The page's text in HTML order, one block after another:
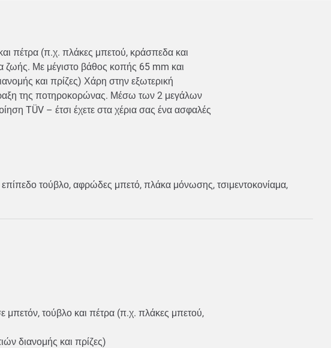
πέτρα (π.χ. πλάκες μπετού, κράσπεδα και
ζωής. Με μέγιστο βάθος κοπής 65 mm και
και πρίζες) Χάρη στην εξωτερική
της ποτηροκορώνας. Μέσω των 2 μεγάλων
TÜV – έτσι έχετε στα χέρια σας ένα ασφαλές
επίπεδο τούβλο, αφρώδες μπετό, πλάκα μόνωσης, τσιμεντοκονίαμα,
τούβλο και πέτρα (π.χ. πλάκες μπετού,
διανομής και πρίζες)